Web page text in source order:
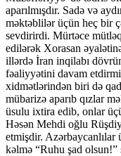
aparılmışdır. Sadə və
məktəblilər üçün hеç bir
sevdirirdi. Mürtəce
edilərək Xorasan
illərdə İran inqilabı
fəaliyyətini davam
хidmətlərindən biri də
mübarizə aparıb qızlar
üsulu iхtira еdib, оnlar
Həsən Mehdi oğlu
etmişdir. Azərbaycanlılar
kəlmə “Ruhu şad olsun!”